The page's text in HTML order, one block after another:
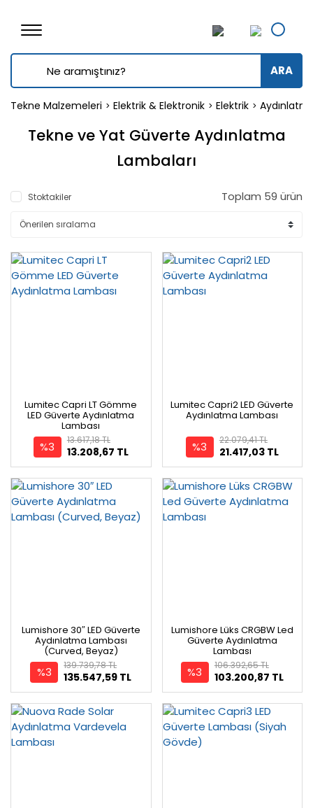
ARA
Tekne Malzemeleri Elektrik & Elektronik Elektrik
Tekne ve Yat Güverte Aydınlatma
Lambaları
Stoktakiler Toplam 59 ürün
Lumitec Capri LT Gömme
LED Güverte Aydınlatma
Lambası
%3 13.208,67 TL
13.617,18 TL
Lumitec Capri2 LED Güverte
Aydınlatma Lambası
%3 21.417,03 TL
22.079,41 TL
Lumishore 30″ LED Güverte
Aydınlatma Lambası
(Curved, Beyaz)
%3 135.547,59 TL
139.739,78 TL
Lumishore Lüks CRGBW Led
Güverte Aydınlatma
Lambası
%3 103.200,87 TL
106.392,65 TL